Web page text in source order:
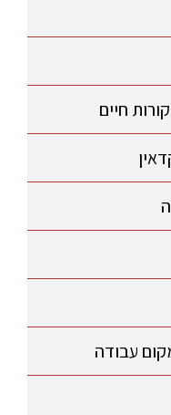
חיים
עבודה